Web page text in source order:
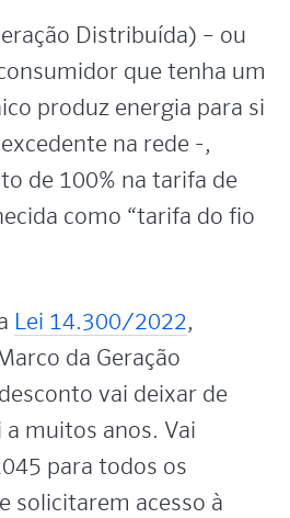
Distribuída) – ou
que tenha um
produz energia para si
na rede -,
de 100% na tarifa de
como “tarifa do fio
Lei 14.300/2022,
da Geração
vai deixar de
muitos anos. Vai
para todos os
solicitarem acesso à